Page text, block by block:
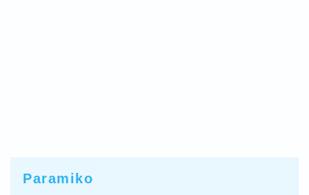
Paramiko